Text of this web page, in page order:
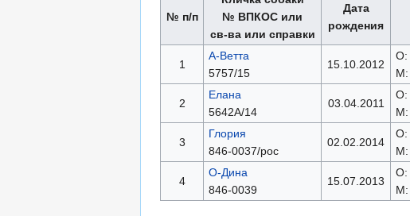
№ п/п
№ ВПКОС или
св-ва или справки
Дата
рождения
1
А-Ветта
5757/15
15.10.2012
О:
М:
2
Елана
5642А/14
03.04.2011
О:
М:
3
Глория
846-0037/рос
02.02.2014
О:
М:
4
О-Дина
846-0039
15.07.2013
О:
М: